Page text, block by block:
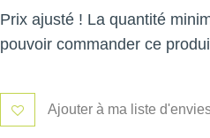
Prix ajusté ! La quantité
pouvoir commander ce
Ajouter à ma liste